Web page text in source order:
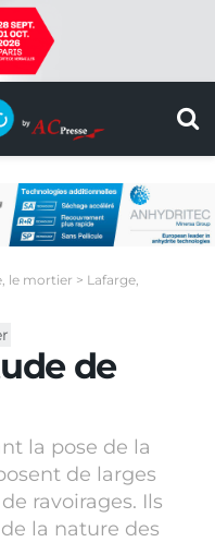
le mortier > Lafarge,
de
la pose de la
de larges
ravoirages. Ils
la nature des